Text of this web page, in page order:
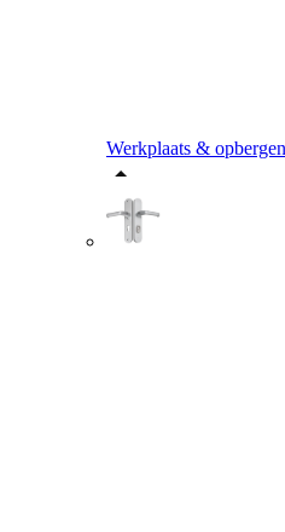
Werkplaats & opbergen